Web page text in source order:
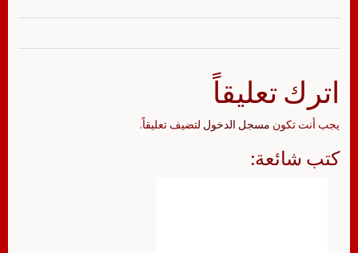
اترك تعليقاً
يجب أنت تكون مسجل الدخول لتضيف تعليقاً.
كتب شائعة: